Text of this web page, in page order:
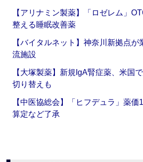
【アリナミン製薬】「ロゼレム」
整える睡眠改善薬
【バイタルネット】神奈川新拠点が
流施設
【大塚製薬】新規IgA腎症薬、米国
切り替えも
【中医協総会】「ヒフデュラ」薬価
算定など了承